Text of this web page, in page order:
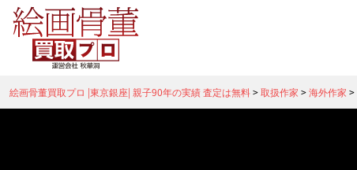
絵画骨董買取プロ |東京銀座| 親子90年の実績 査定は無料>取扱作家 >海外作家 >